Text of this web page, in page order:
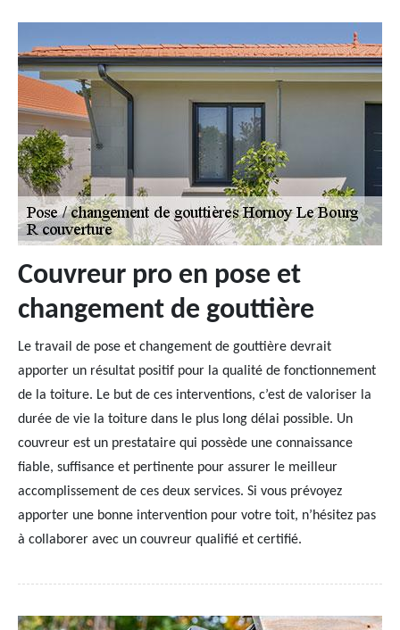
Couvreur pro en pose et
changement de gouttière
Le travail de pose et changement de gouttière devrait
apporter un résultat positif pour la qualité de fonctionnement
de la toiture. Le but de ces interventions, c’est de valoriser la
durée de vie la toiture dans le plus long délai possible. Un
couvreur est un prestataire qui possède une connaissance
fiable, suffisance et pertinente pour assurer le meilleur
accomplissement de ces deux services. Si vous prévoyez
apporter une bonne intervention pour votre toit, n’hésitez pas
à collaborer avec un couvreur qualifié et certifié.